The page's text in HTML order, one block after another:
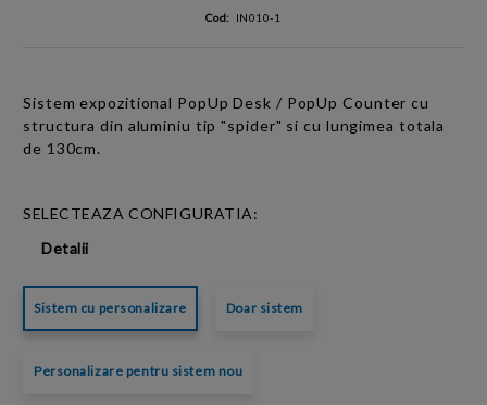
Cod: IN010-1
Sistem expozitional PopUp Desk / PopUp Counter cu
structura din aluminiu tip "spider" si cu lungimea totala
de 130cm.
SELECTEAZA CONFIGURATIA:
Detalii
Sistem cu personalizare Doar sistem
Personalizare pentru sistem nou